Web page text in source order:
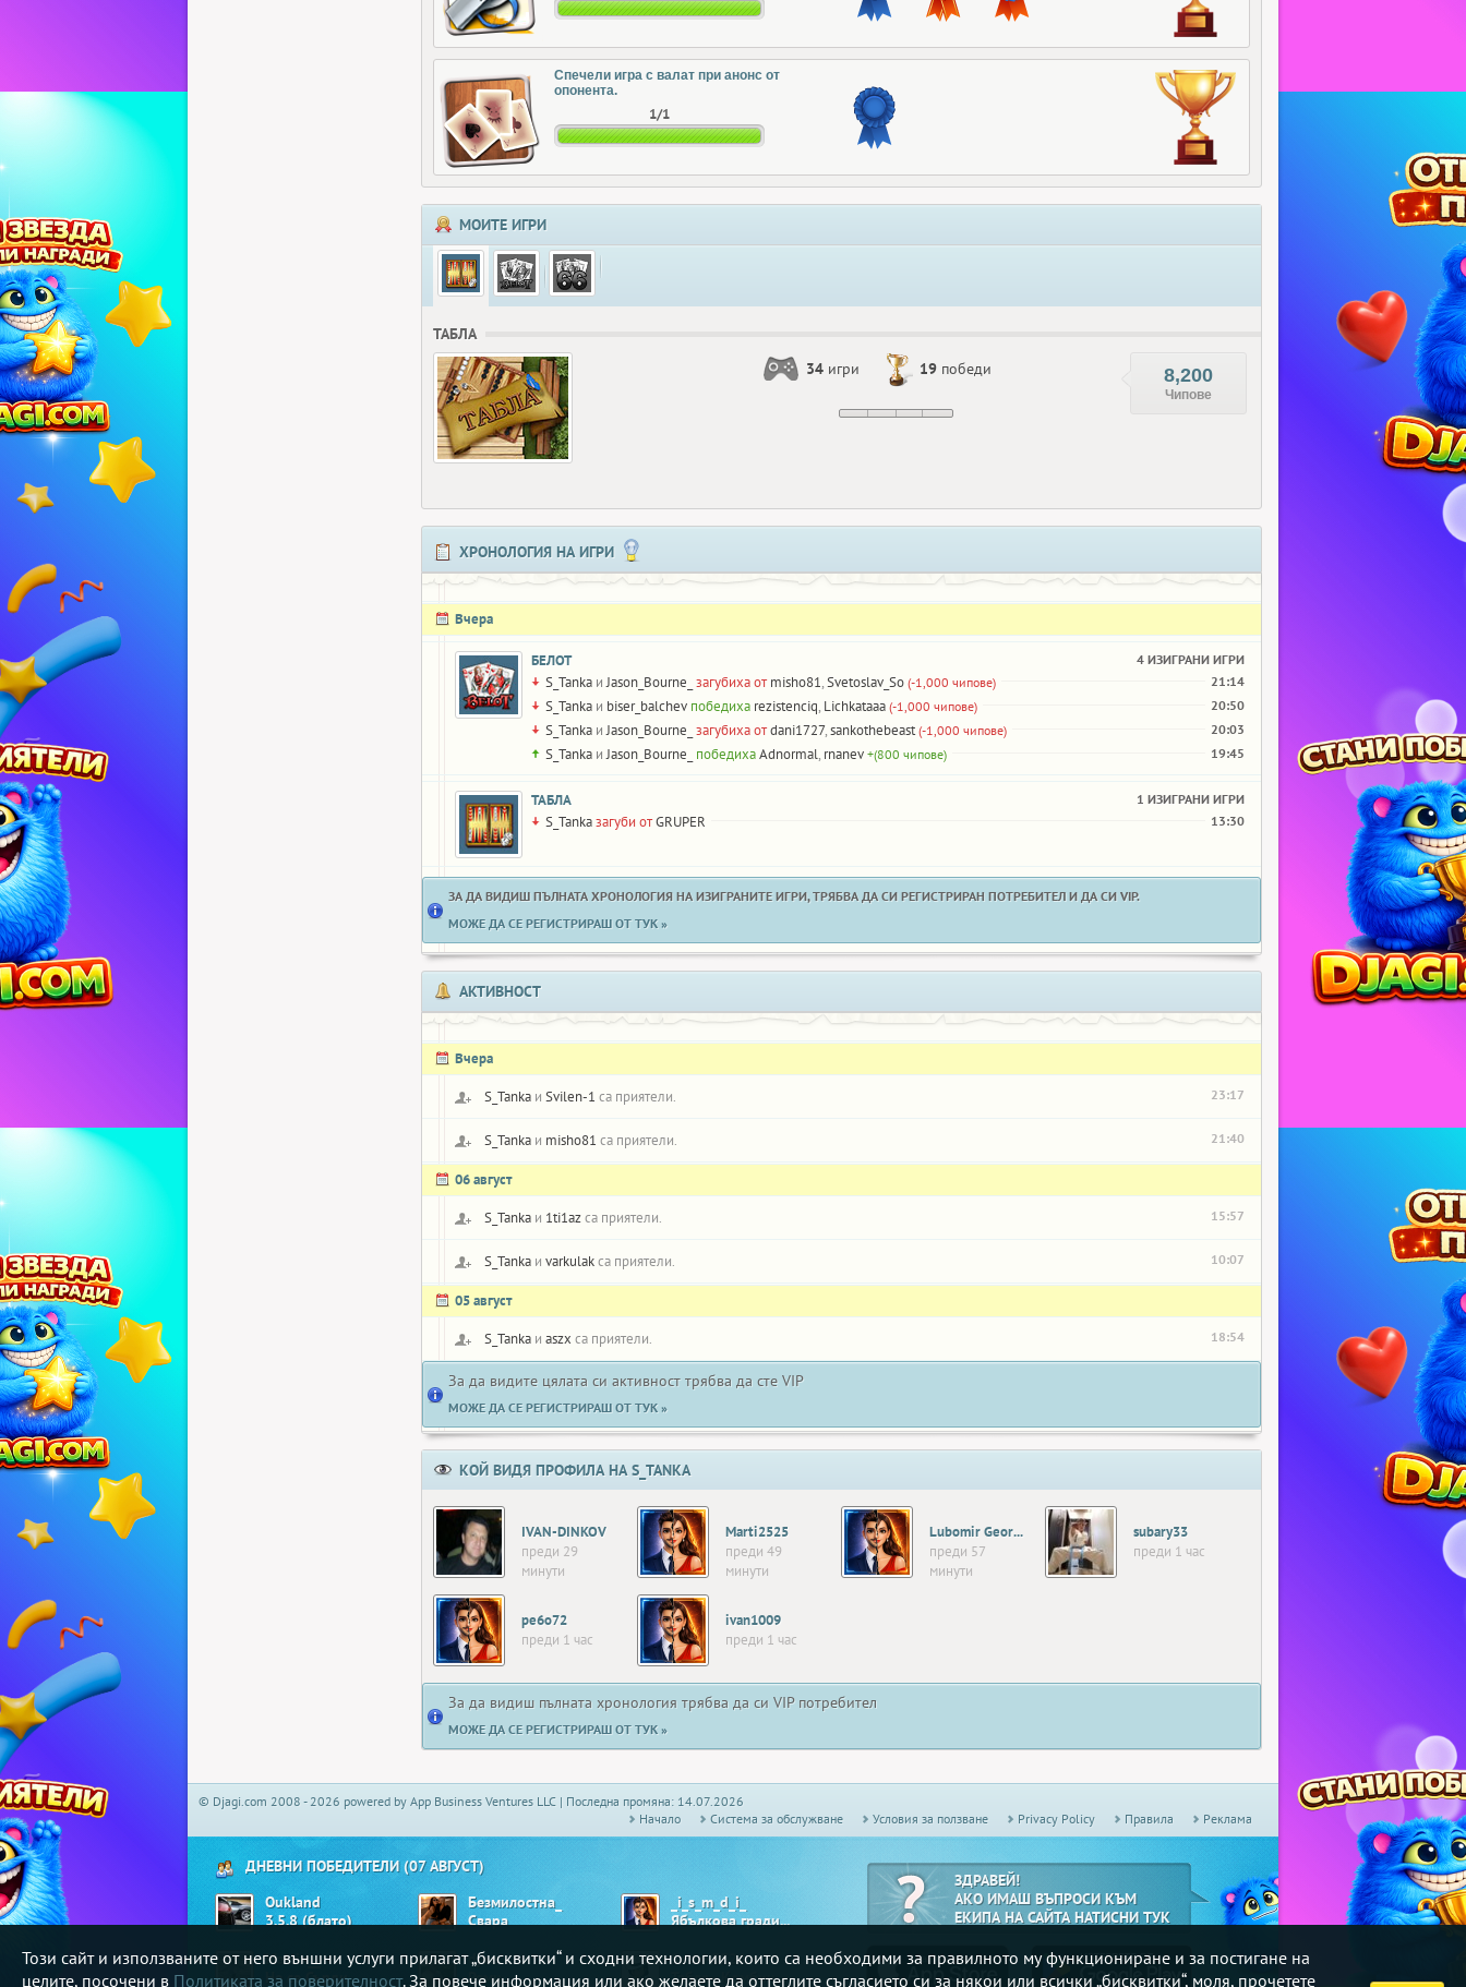
Спечели игра с валат при анонс от
опонента.
1/1
МОИТЕ ИГРИ
ТАБЛА
34 игри 19 победи 8,200
Чипове
ХРОНОЛОГИЯ НА ИГРИ
Вчера
БЕЛОТ 4 ИЗИГРАНИ ИГРИ
S_Tanka иJason_Bourne_ загубиха от misho81,Svetoslav_So (-1,000 чипове) 21:14
S_Tanka и biser_balchev победиха rezistenciq, Lichkataaa (-1,000 чипове) 20:50
S_Tanka иJason_Bourne_ загубиха отdani1727,sankothebeast (-1,000 чипове) 20:03
S_Tanka иJason_Bourne_ победихаAdnormal, rnanev +(800 чипове) 19:45
ТАБЛА 1 ИЗИГРАНИ ИГРИ
S_Tankaзагуби отGRUPER 13:30
ЗА ДА ВИДИШ ПЪЛНАТА ХРОНОЛОГИЯ НА ИЗИГРАНИТЕ ИГРИ, ТРЯБВА ДА СИ РЕГИСТРИРАН ПОТРЕБИТЕЛ И ДА СИ VIP.
МОЖЕ ДА СЕ РЕГИСТРИРАШ ОТ ТУК »
АКТИВНОСТ
Вчера
S_Tanka и Svilen-1 са приятели. 23:17
S_Tanka и misho81 са приятели. 21:40
06 август
S_Tanka и 1ti1azса приятели. 15:57
S_Tanka и varkulakса приятели. 10:07
05 август
S_Tanka и aszx са приятели. 18:54
За да видите цялата си активност трябва да сте VIP
МОЖЕ ДА СЕ РЕГИСТРИРАШ ОТ ТУК »
КОЙ ВИДЯ ПРОФИЛА НА S_TANKA
IVAN-DINKOV
преди 29
минути
Marti2525
преди 49
минути
Lubomir Georgiev01
преди 57
минути
subary33
преди 1 час
pe6o72
преди 1 час
ivan1009
преди 1 час
За да видиш пълната хронология трябва да си VIP потребител
МОЖЕ ДА СЕ РЕГИСТРИРАШ ОТ ТУК »
Този сайт и използваните от него външни услуги прилагат „бисквитки“ и сходни технологии, които са необходими за правилното му функциониране и за постигане на
целите, посочени в Политиката за поверителност. За повече информация или ако желаете да оттеглите съгласието си за някои или всички „бисквитки“, моля, прочетете
© Djagi.com 2008 - 2026 powered by App Business Ventures LLC | Последна промяна: 14.07.2026
Начало
Системa за обслужване Условия за ползване Privacy Policy Правила Реклама
ДНЕВНИ ПОБЕДИТЕЛИ (07 АВГУСТ)
Oukland
3.5.8 (блато)
Безмилостна_
Свара
_i_s_m_d_i_
Ябълкова градина
Matrix__
Не се Сърди
djoe
Реми
Sa-to-5524
Табла - Комбинирана
ЗДРАВЕЙ!
АКО ИМАШ ВЪПРОСИ КЪМ
ЕКИПА НА САЙТА НАТИСНИ ТУК